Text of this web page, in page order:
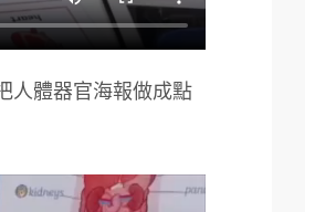
人體器官海報做成點